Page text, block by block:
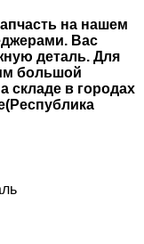
на нашем
Вас
деталь. Для
большой
складе в городах